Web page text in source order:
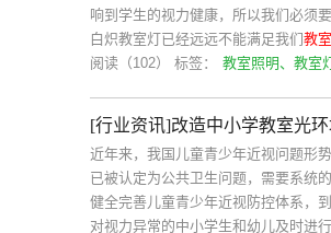
响到学生的视力健康，所以我们必须
白炽教室灯已经远远不能满足我们教
阅读（102） 标签： 教室照明、教室
[行业资讯]改造中小学教室光环
近年来，我国儿童青少年近视问题形
已被认定为公共卫生问题，需要系统
健全完善儿童青少年近视防控体系，
对视力异常的中小学生和幼儿及时进